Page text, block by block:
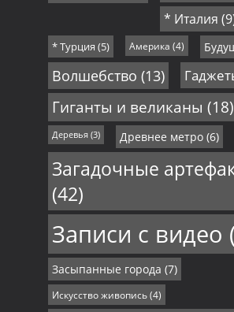
* Италия
* Турция (5) Америка (4)
Волшебство (13)
Гиганты и великаны (18)
Деревья(3) Древнее метро(6)
Загадочные
(42)
Записи с видео
Засыпанные города (7)
Искусство живопись(4)